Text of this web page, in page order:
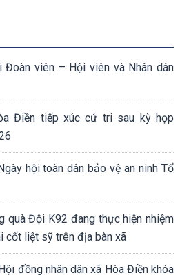
viên – Hội viên và Nhân dân
Điền tiếp xúc cử tri sau kỳ họp
hội toàn dân bảo vệ an ninh Tổ
quà Đội K92 đang thực hiện nhiệm
cốt liệt sỹ trên địa bàn xã
đồng nhân dân xã Hòa Điền khóa